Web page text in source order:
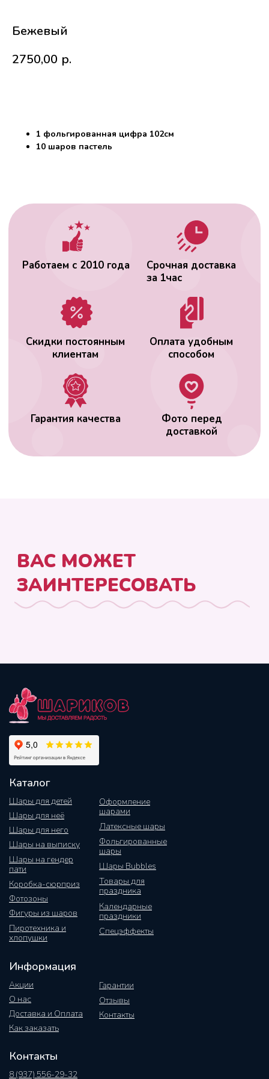
Бежевый
2750,00 р.
1 фольгированная цифра 102см
10 шаров пастель
Гарантия качества
ВАС МОЖЕТ
ЗАИНТЕРЕСОВАТЬ
Каталог
Шары для детей
Шары для неё
Шары на выписку
Шары на гендер
пати
Коробка-сюрприз
Фотозоны
Оформление
шарами
Фигуры из шаров
Латексные шары
Фольгированные
шары
Шары Bubbles
Шары для него
Товары для
праздника
Календарные
праздники
Пиротехника и
хлопушки
Спецэффекты
Информация
Акции
О нас
Как заказать
Гарантии
Отзывы
Контакты
Доставка и Оплата
Контакты
8 (937) 556-29-32